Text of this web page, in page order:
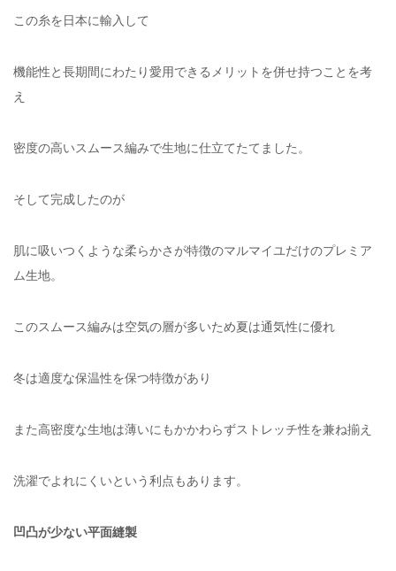
この糸を日本に輸入して
機能性と長期間にわたり愛用できるメリットを併せ持つことを考
え
密度の高いスムース編みで生地に仕立てたてました。
そして完成したのが
肌に吸いつくような柔らかさが特徴のマルマイユだけのプレミア
ム生地。
このスムース編みは空気の層が多いため夏は通気性に優れ
冬は適度な保温性を保つ特徴があり
また高密度な生地は薄いにもかかわらずストレッチ性を兼ね揃え
洗濯でよれにくいという利点もあります。
凹凸が少ない平面縫製